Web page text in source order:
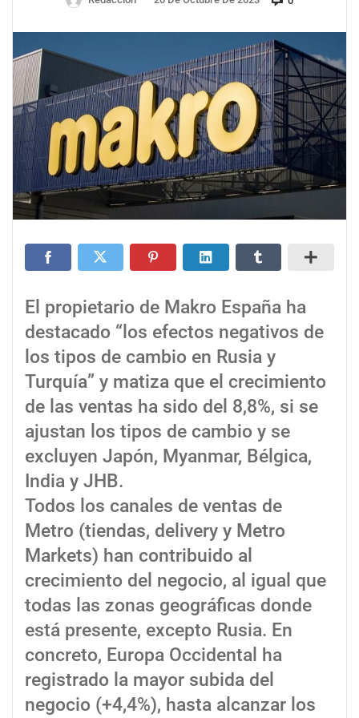
El propietario de Makro España ha
destacado “los efectos negativos de
los tipos de cambio en Rusia y
Turquía” y matiza que el crecimiento
de las ventas ha sido del 8,8%, si se
ajustan los tipos de cambio y se
excluyen Japón, Myanmar, Bélgica,
India y JHB.
Todos los canales de ventas de
Metro (tiendas, delivery y Metro
Markets) han contribuido al
crecimiento del negocio, al igual que
todas las zonas geográficas donde
está presente, excepto Rusia. En
concreto, Europa Occidental ha
registrado la mayor subida del
negocio (+4,4%), hasta alcanzar los